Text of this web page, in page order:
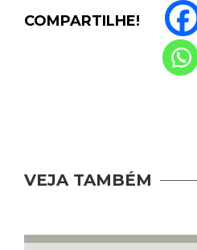
COMPARTILHE!
VEJA TAMBÉM